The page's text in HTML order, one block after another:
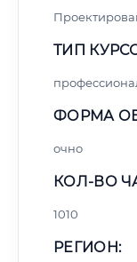
ТИП
ФОРМА
очно
КОЛ-ВО
1010
РЕГИОН: